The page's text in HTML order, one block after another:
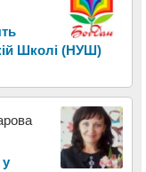
Школі (НУШ)